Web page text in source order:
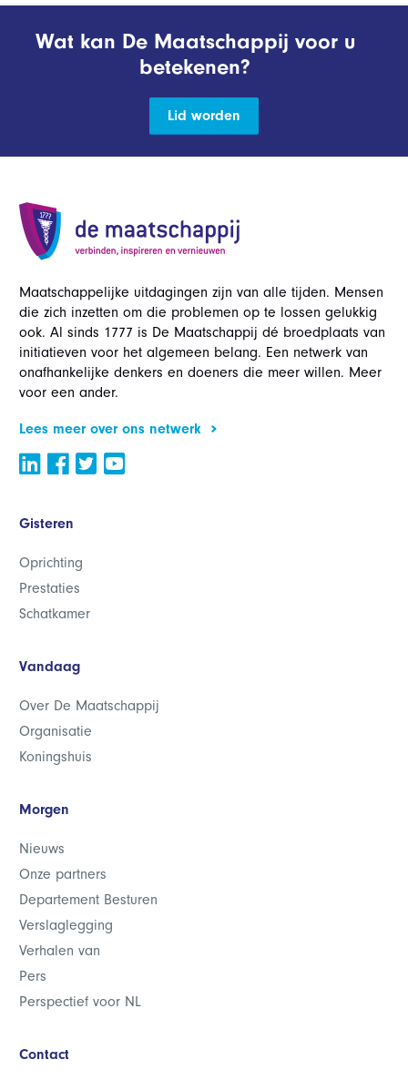
Wat kan De Maatschappij voor u
betekenen?
Lid worden
Maatschappelijke uitdagingen zijn van alle tijden. Mensen
die zich inzetten om die problemen op te lossen gelukkig
ook. Al sinds 1777 is De Maatschappij dé broedplaats van
initiatieven voor het algemeen belang. Een netwerk van
onafhankelijke denkers en doeners die meer willen. Meer
voor een ander.
Lees meer over ons netwerk
Gisteren
Oprichting
Prestaties
Schatkamer
Vandaag
Over De Maatschappij
Organisatie
Koningshuis
Morgen
Nieuws
Onze partners
Departement Besturen
Verslaglegging
Verhalen van
Pers
Perspectief voor NL
Contact